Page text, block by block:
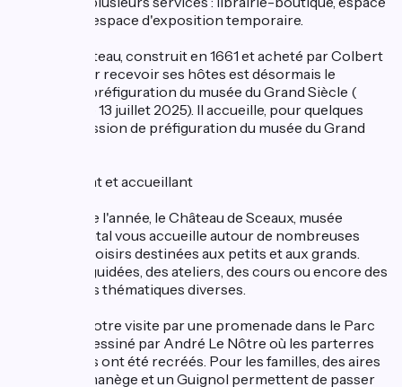
multimédia, espace d'exposition temporaire.
Le Petit château, construit en 1661 et acheté par Colbert
en 1682 pour recevoir ses hôtes est désormais le
Pavillon de préfiguration du musée du Grand Siècle (
fermeture le 13 juillet 2025). Il accueille, pour quelques
temps, la Mission de préfiguration du musée du Grand
Un lieu vivant et accueillant
Ouvert toute l'année, le Château de Sceaux, musée
départemental vous accueille autour de nombreuses
activités de loisirs destinées aux petits et aux grands.
Des visites guidées, des ateliers, des cours ou encore des
conférences thématiques diverses.
Prolongez votre visite par une promenade dans le Parc
de Sceaux dessiné par André Le Nôtre où les parterres
de broderies ont été recréés. Pour les familles, des aires
de jeux, un manège et un Guignol permettent de passer